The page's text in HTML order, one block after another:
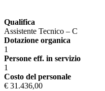
Qualifica
Assistente Tecnico – C
Dotazione organica
1
Persone eff. in servizio
1
Costo del personale
€ 31.436,00